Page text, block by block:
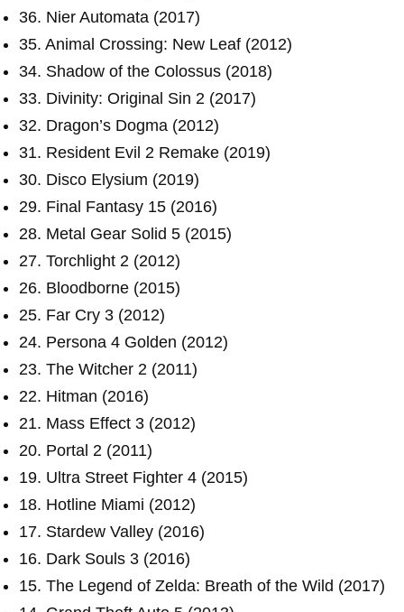
36. Nier Automata (2017)
35. Animal Crossing: New Leaf (2012)
34. Shadow of the Colossus (2018)
33. Divinity: Original Sin 2 (2017)
32. Dragon’s Dogma (2012)
31. Resident Evil 2 Remake (2019)
30. Disco Elysium (2019)
29. Final Fantasy 15 (2016)
28. Metal Gear Solid 5 (2015)
27. Torchlight 2 (2012)
26. Bloodborne (2015)
25. Far Cry 3 (2012)
24. Persona 4 Golden (2012)
23. The Witcher 2 (2011)
22. Hitman (2016)
21. Mass Effect 3 (2012)
20. Portal 2 (2011)
19. Ultra Street Fighter 4 (2015)
18. Hotline Miami (2012)
17. Stardew Valley (2016)
16. Dark Souls 3 (2016)
15. The Legend of Zelda: Breath of the Wild (2017)